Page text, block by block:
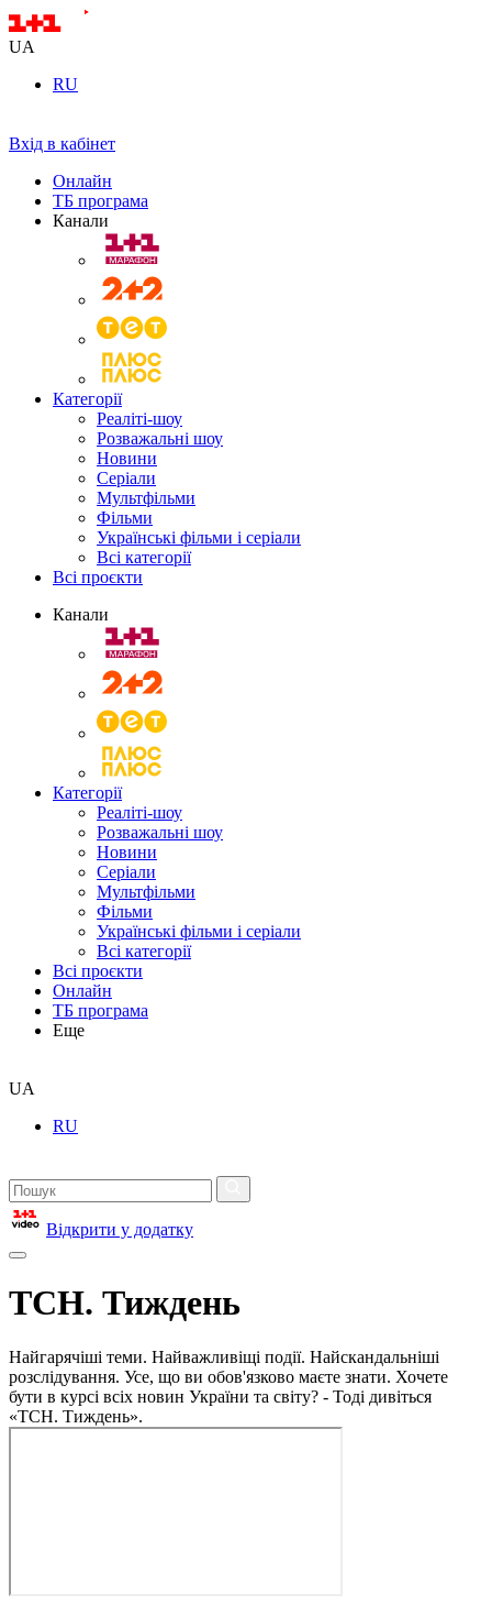
UA
RU
Вхід в кабінет
Онлайн
ТБ програма
Канали
Категорії
Реаліті-шоу
Розважальні шоу
Новини
Серіали
Мультфільми
Фільми
Українські фільми і серіали
Всі категорії
Всі проєкти
Канали
Категорії
Реаліті-шоу
Розважальні шоу
Новини
Серіали
Мультфільми
Фільми
Українські фільми і серіали
Всі категорії
Всі проєкти
Онлайн
ТБ програма
Еще
UA
RU
Відкрити у додатку
ТСН. Тиждень
Найгарячіші теми. Найважливіщі події. Найскандальніші
розслідування. Усе, що ви обов'язково маєте знати. Хочете
бути в курсі всіх новин України та світу? - Тоді дивіться
«ТСН. Тиждень».